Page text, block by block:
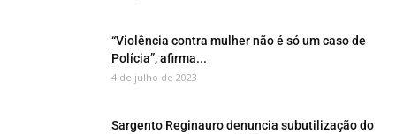
“Violência contra mulher não é só um caso de
Polícia”, afirma...
4 de julho de 2023
Sargento Reginauro denuncia subutilização do